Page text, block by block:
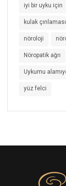
iyi bir uyku için
kulak çınlaması
nöroloji
Nöropatik ağrı
Uykumu
yüz felci